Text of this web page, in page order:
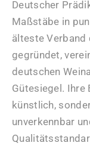
Deutscher
Maßstäbe in
älteste
gegründet,
deutschen
Gütesiegel. Ihre
künstlich,
unverkennbar